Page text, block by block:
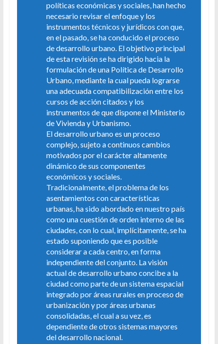
políticas económicas y sociales, han hecho
necesario revisar el enfoque y los
instrumentos técnicos y jurídicos con que,
en el pasado, se ha conducido el proceso
de desarrollo urbano. El objetivo principal
de esta revisión se ha dirigido hacia la
formulación de una Política de Desarrollo
Urbano, mediante la cual pueda lograrse
una adecuada compatibilización entre los
cursos de acción citados y los
instrumentos de que dispone el Ministerio
de Vivienda y Urbanismo.
El desarrollo urbano es un proceso
complejo, sujeto a continuos cambios
motivados por el carácter altamente
dinámico de sus componentes
económicos y sociales.
Tradicionalmente, el problema de los
asentamientos con características
urbanas, ha sido abordado en nuestro país
como una cuestión de orden interno de las
ciudades, con lo cual, implícitamente, se ha
estado suponiendo que es posible
considerar a cada centro, en forma
independiente del conjunto. La visión
actual de desarrollo urbano concibe a la
ciudad como parte de un sistema espacial
integrado por áreas rurales en proceso de
urbanización y por áreas urbanas
consolidadas, el cual a su vez, es
dependiente de otros sistemas mayores
del desarrollo nacional.